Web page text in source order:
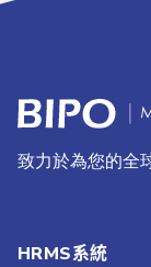
致力於為您的全
HRMS系統